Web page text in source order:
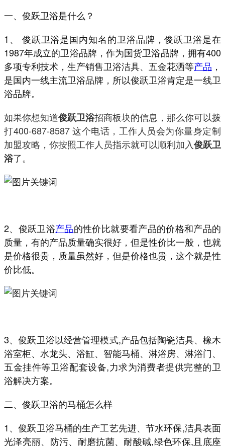
一、俊跃卫浴是什么？
1、 俊跃卫浴是国内知名的卫浴品牌，俊跃卫浴是在
1987年成立的卫浴品牌，作为国货卫浴品牌，拥有400
多项专利技术，生产销售卫浴洁具、五金花洒等产品 ，
是国内一线主流卫浴品牌，所以俊跃卫浴肯定是一线卫
浴品牌。
如果你想知道俊跃卫浴招商板块的信息，那么你可以拨
打400-687-8587 这个电话，工作人员会为你量身定制
加盟攻略，你按照工作人员指示就可以顺利加入俊跃卫
浴了。
2、俊跃卫浴产品的性价比就要看产品的价格和产品的
质量，有的产品质量确实很好，但是性价比一般，也就
是价格很贵，质量虽然好，但是价格也贵，这个就是性
价比低。
3、俊跃卫浴以经营管理模式,产品包括陶瓷洁具、橡木
浴室柜、水龙头、浴缸、智能马桶、淋浴房、淋浴门、
五金挂件等卫浴配套设备,力求为消费者提供完整的卫
浴解决方案。
二、俊跃卫浴的马桶怎么样
1、俊跃卫浴马桶的生产工艺先进、节水环保,洁具表面
光泽亮丽、防污、耐磨抗菌、耐酸碱,绿色环保,且底座